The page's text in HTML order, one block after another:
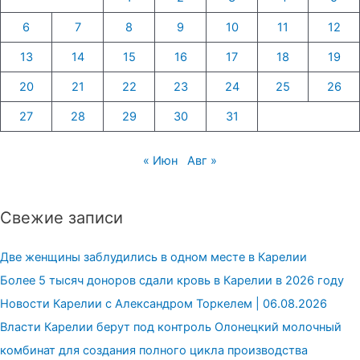
6 7 8 9 10 11 12
13 14 15 16 17 18 19
20 21 22 23 24 25 26
27 28 29 30 31
« Июн Авг »
Свежие записи
Две женщины заблудились в одном месте в Карелии
Более 5 тысяч доноров сдали кровь в Карелии в 2026 году
Новости Карелии с Александром Торкелем | 06.08.2026
Власти Карелии берут под контроль Олонецкий молочный
комбинат для создания полного цикла производства